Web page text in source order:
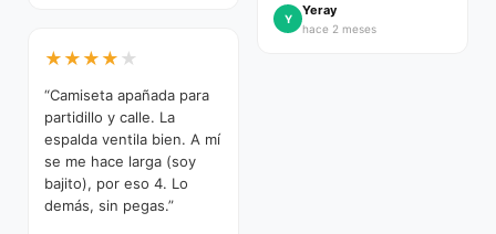
★ ★ ★ ★ ★
“Camiseta apañada para
partidillo y calle. La
espalda ventila bien. A mí
se me hace larga (soy
bajito), por eso 4. Lo
demás, sin pegas.”
Y
Yeray
hace 2 meses